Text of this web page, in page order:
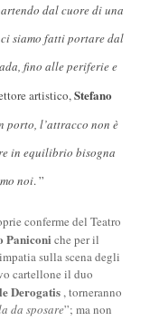
dal cuore di una
siamo fatti portare dal
fino alle periferie e
artistico,Stefano
porto, l’attracco non è
in equilibrio bisogna
noi. ”
conferme del Teatro
Paniconi che per il
sulla scena degli
cartellone il duo
Derogatis, torneranno
da sposare”; ma non